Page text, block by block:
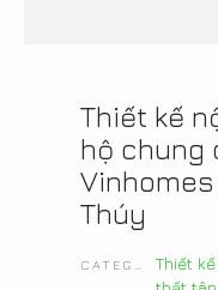
Thiết kế
hộ chung
Thúy
Thiết